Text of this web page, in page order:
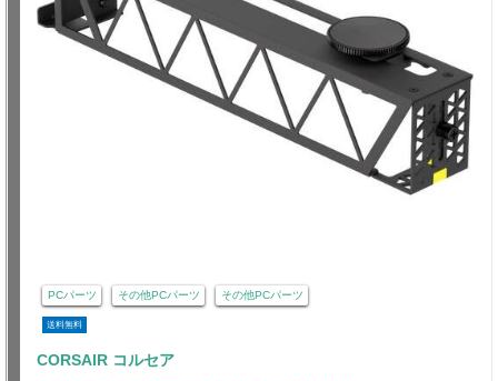
PCパーツ その他PCパーツ その他PCパーツ
送料無料
CORSAIR コルセア